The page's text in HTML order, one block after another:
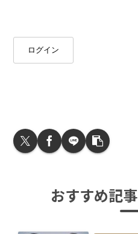
ログイン
おすすめ記事